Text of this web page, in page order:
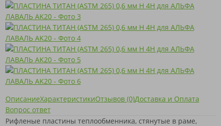
ОписаниеХарактеристикиОтзывов (0)Доставка и Оплата
Вопрос ответ
Рифленые пластины теплообменника, стянутые в раме,